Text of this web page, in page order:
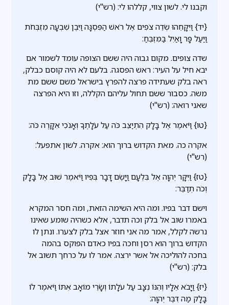
וקבנו לי. לשון צווי, קללהו לי: (רש"י)
{יד} וַיִּקָּחֵהוּ שְׂדֵה צֹפִים אֶל רֹאשׁ הַפִּסְגָּה וַיִּבֶן שִׁבְעָה מִזְבְּחֹת
וַיַּעַל פָּר וָאַיִל בַּמִּזְבֵּחַ:
שדה צופים. מקום גבוה היה ששם הצופה עומד לשמור אם
יבא חיל על העיר: ראש הפסגה. בלעם לא היה קוסם כבלק,
ראה בלק שעתידה פרצה להפרץ בישראל משם ששם מת
משה. כסבור ששם תחול עליהם הקללה, וזו היא הפרצה
שאני רואה: (רש"י)
{טו} וַיֹּאמֶר אֶל בָּלָק הִתְיַצֵּב כֹּה עַל עֹלָתֶךָ וְאָנֹכִי אִקָּרֶה כֹּה:
אקרה כה. מאת הקדוש ברוך הוא: אקרה. לשון אתפעל:
(רש"י)
{טז} וַיִּקָּר יְהוָה אֶל בִּלְעָם וַיָּשֶׂם דָּבָר בְּפִיו וַיֹּאמֶר שׁוּב אֶל בָּלָק
וְכֹה תְדַבֵּר:
וישם דבר בפיו. ומה היא השימה הזאת, ומה חסר המקרא
באמרו שוב אל בלק וכה תדבר, אלא כשהיה שומע שאינו
נרשה לקלל, אמר מה אני חוזר אצל בלק לצערו. ונתן לו
הקדוש ברוך הוא רסן וחכה בפיו כאדם הפוקס בהמה
בחכה להוליכה אל אשר ירצה. אמר לו על כרחך תשוב אל
בלק: (רש"י)
{יז} וַיָּבֹא אֵלָיו וְהִנּוֹ נִצָּב עַל עֹלָתוֹ וְשָׂרֵי מוֹאָב אִתּוֹ וַיֹּאמֶר לוֹ
בָּלָק מַה דִּבֶּר יְהוָה: